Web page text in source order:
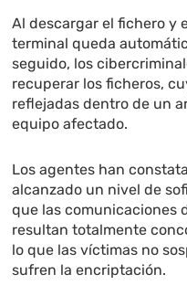
Al descargar el fichero y
terminal queda
seguido, los
recuperar los ficheros,
reflejadas dentro de un
equipo afectado.
Los agentes han
alcanzado un nivel de
que las comunicaciones
resultan totalmente
lo que las víctimas no
sufren la encriptación.